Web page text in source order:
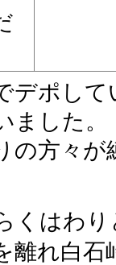
デポし
ました。
の方々
くはわ
離れ白